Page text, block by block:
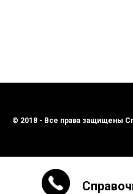
© 2018 - Все права защищены